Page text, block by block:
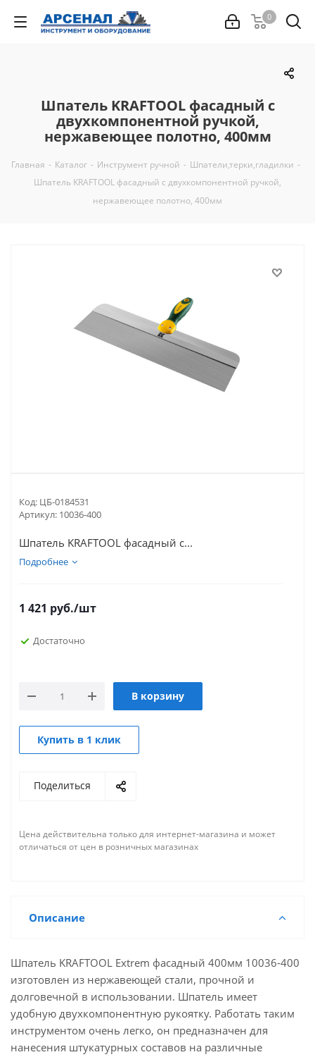
0
Шпатель KRAFTOOL фасадный с
двухкомпонентной ручкой,
нержавеющее полотно, 400мм
Главная - Каталог - Инструмент ручной - Шпатели,терки,гладилки -
Шпатель KRAFTOOL фасадный с двухкомпонентной ручкой,
нержавеющее полотно, 400мм
Код: ЦБ-0184531
Артикул: 10036-400
Шпатель KRAFTOOL фасадный с...
Подробнее
1 421 руб./шт
Достаточно
В корзину
Купить в 1 клик
Поделиться
Цена действительна только для интернет-магазина и может
отличаться от цен в розничных магазинах
Описание
Шпатель KRAFTOOL Extrem фасадный 400мм 10036-400
изготовлен из нержавеющей стали, прочной и
долговечной в использовании. Шпатель имеет
удобную двухкомпонентную рукоятку. Работать таким
инструментом очень легко, он предназначен для
нанесения штукатурных составов на различные